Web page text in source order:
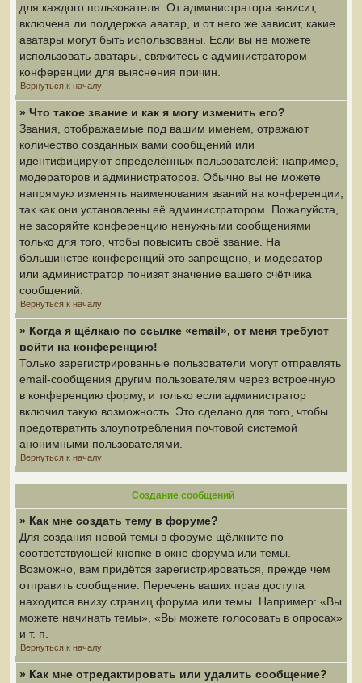
для каждого пользователя. От администратора зависит,
включена ли поддержка аватар, и от него же зависит, какие
аватары могут быть использованы. Если вы не можете
использовать аватары, свяжитесь с администратором
конференции для выяснения причин.
Вернуться к началу
» Что такое звание и как я могу изменить его?
Звания, отображаемые под вашим именем, отражают
количество созданных вами сообщений или
идентифицируют определённых пользователей: например,
модераторов и администраторов. Обычно вы не можете
напрямую изменять наименования званий на конференции,
так как они установлены её администратором. Пожалуйста,
не засоряйте конференцию ненужными сообщениями
только для того, чтобы повысить своё звание. На
большинстве конференций это запрещено, и модератор
или администратор понизят значение вашего счётчика
сообщений.
Вернуться к началу
» Когда я щёлкаю по ссылке «email», от меня требуют
войти на конференцию!
Только зарегистрированные пользователи могут отправлять
email-сообщения другим пользователям через встроенную
в конференцию форму, и только если администратор
включил такую возможность. Это сделано для того, чтобы
предотвратить злоупотребления почтовой системой
анонимными пользователями.
Вернуться к началу
Создание сообщений
» Как мне создать тему в форуме?
Для создания новой темы в форуме щёлкните по
соответствующей кнопке в окне форума или темы.
Возможно, вам придётся зарегистрироваться, прежде чем
отправить сообщение. Перечень ваших прав доступа
находится внизу страниц форума или темы. Например: «Вы
можете начинать темы», «Вы можете голосовать в опросах»
и т. п.
Вернуться к началу
» Как мне отредактировать или удалить сообщение?